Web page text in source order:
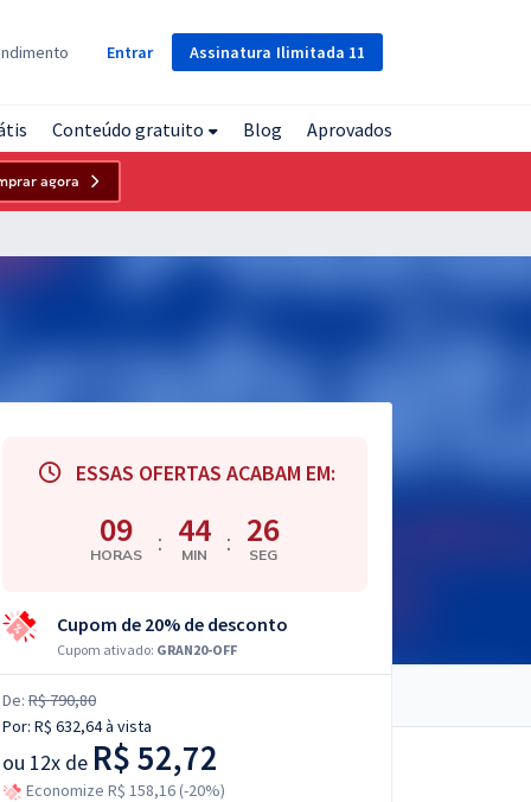
Assinatura Ilimitada 11
Entrar
Conteúdo gratuito Blog Aprovados
agora
ESSAS OFERTAS ACABAM EM:
09
HORAS : 44
MIN : 24
SEG
Cupom de 20% de desconto
Cupom ativado: GRAN20-OFF
De: R$ 790,80
Por: R$ 632,64à vista
ou 12x de R$ 52,72
Economize R$ 158,16 (-20%)